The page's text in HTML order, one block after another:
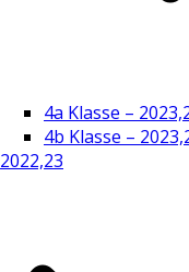
4a Klasse –
4b Klasse –
2022,23